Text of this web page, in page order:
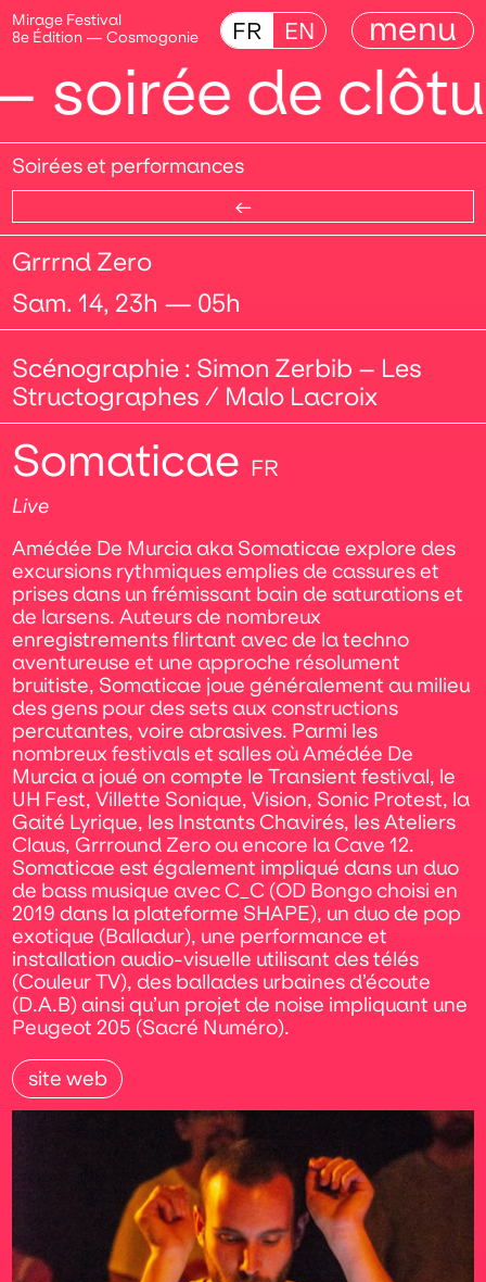
Mirage Festival
8e Édition — Cosmogonie
FR EN menu
Soirées et performances
Grrrnd Zero
Sam. 14, 23h — 05h
Scénographie : Simon Zerbib – Les
Structographes / Malo Lacroix
Somaticae FR
Live
Amédée De Murcia aka Somaticae explore des
excursions rythmiques emplies de cassures et
prises dans un frémissant bain de saturations et
de larsens. Auteurs de nombreux
enregistrements flirtant avec de la techno
aventureuse et une approche résolument
bruitiste, Somaticae joue généralement au milieu
des gens pour des sets aux constructions
percutantes, voire abrasives. Parmi les
nombreux festivals et salles où Amédée De
Murcia a joué on compte le Transient festival, le
UH Fest, Villette Sonique, Vision, Sonic Protest, la
Gaité Lyrique, les Instants Chavirés, les Ateliers
Claus, Grrround Zero ou encore la Cave 12.
Somaticae est également impliqué dans un duo
de bass musique avec C_C (OD Bongo choisi en
2019 dans la plateforme SHAPE), un duo de pop
exotique (Balladur), une performance et
installation audio-visuelle utilisant des télés
(Couleur TV), des ballades urbaines d’écoute
(D.A.B) ainsi qu’un projet de noise impliquant une
Peugeot 205 (Sacré Numéro).
site web